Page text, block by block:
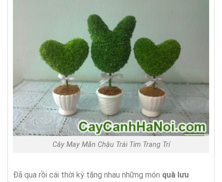
Cây May Mắn Chậu Trái Tim Trang Trí
Đã qua rồi cái thời kỳ tặng nhau những món quà lưu